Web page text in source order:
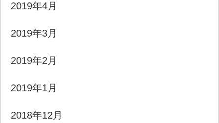
2019年4月
2019年3月
2019年2月
2019年1月
2018年12月